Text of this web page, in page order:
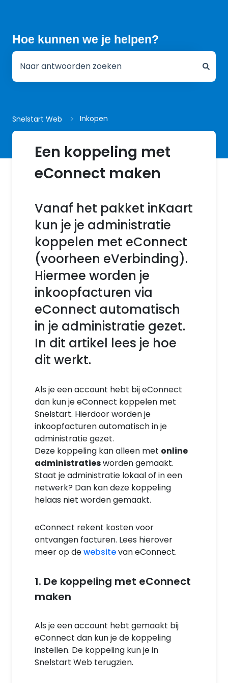
Hoe kunnen we je helpen?
Snelstart Web Inkopen
Een koppeling met
eConnect maken
Vanaf het pakket inKaart
kun je je administratie
koppelen met eConnect
(voorheen eVerbinding).
Hiermee worden je
inkoopfacturen via
eConnect automatisch
in je administratie gezet.
In dit artikel lees je hoe
dit werkt.
Als je een account hebt bij eConnect
dan kun je eConnect koppelen met
Snelstart. Hierdoor worden je
inkoopfacturen automatisch in je
administratie gezet.
Deze koppeling kan alleen met online
administratiesworden gemaakt.
Staat je administratie lokaal of in een
netwerk? Dan kan deze koppeling
helaas niet worden gemaakt.
eConnect rekent kosten voor
ontvangen facturen. Lees hierover
meer op dewebsitevan eConnect.
1. De koppeling met eConnect
maken
Als je een account hebt gemaakt bij
eConnect dan kun je de koppeling
instellen. De koppeling kun je in
Snelstart Web terugzien.